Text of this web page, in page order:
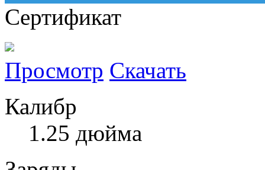
Сертификат
Просмотр Скачать
Калибр
1.25 дюйма